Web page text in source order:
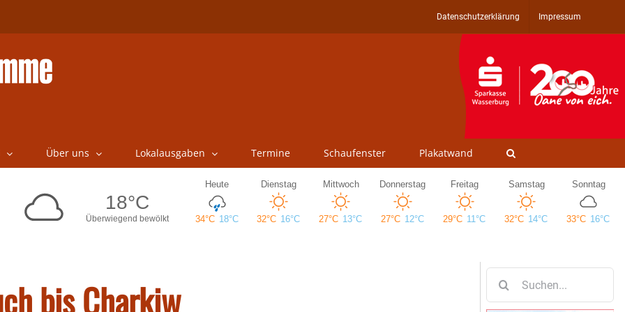
Datenschutzerklärung Impressum
Über uns Lokalausgaben Termine Schaufenster Plakatwand
bis Charkiw
nach: